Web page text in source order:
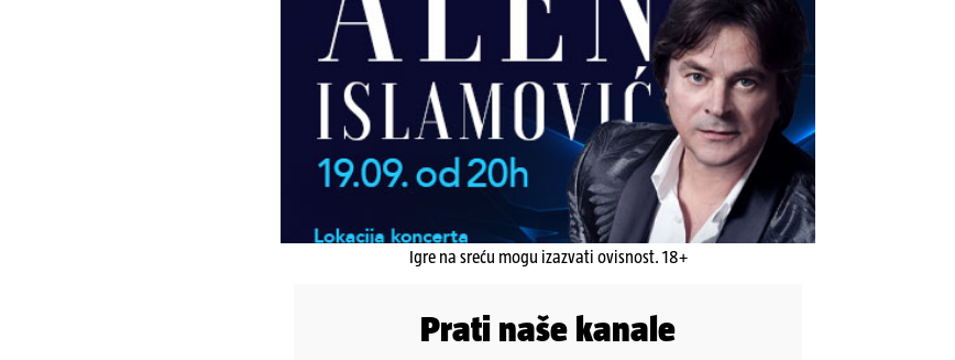
Igre na sreću mogu izazvati ovisnost. 18+
Prati naše kanale